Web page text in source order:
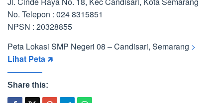
No. Telepon : 024 8315851
NPSN : 20328855
Peta Lokasi SMP Negeri 08 – Candisari, Semarang >
Lihat Peta 🡵
Share this: